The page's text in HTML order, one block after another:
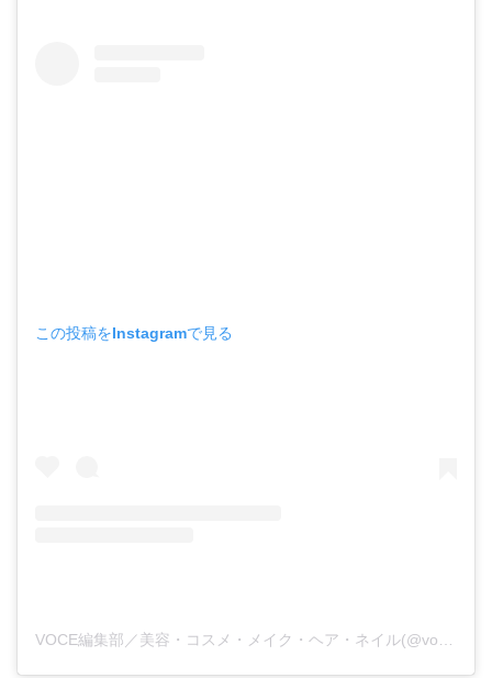
この投稿をInstagramで見る